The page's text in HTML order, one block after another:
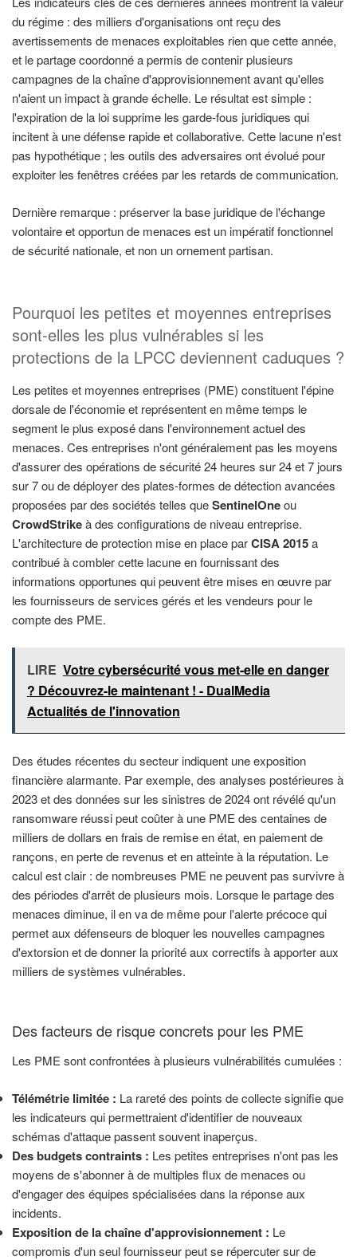
du régime : des milliers d'organisations ont reçu des
avertissements de menaces exploitables rien que cette année,
et le partage coordonné a permis de contenir plusieurs
campagnes de la chaîne d'approvisionnement avant qu'elles
n'aient un impact à grande échelle. Le résultat est simple :
l'expiration de la loi supprime les garde-fous juridiques qui
incitent à une défense rapide et collaborative. Cette lacune n'est
pas hypothétique ; les outils des adversaires ont évolué pour
exploiter les fenêtres créées par les retards de communication.
Dernière remarque : préserver la base juridique de l'échange
volontaire et opportun de menaces est un impératif fonctionnel
de sécurité nationale, et non un ornement partisan.
Pourquoi les petites et moyennes entreprises
sont-elles les plus vulnérables si les
protections de la LPCC deviennent caduques ?
Les petites et moyennes entreprises (PME) constituent l'épine
dorsale de l'économie et représentent en même temps le
segment le plus exposé dans l'environnement actuel des
menaces. Ces entreprises n'ont généralement pas les moyens
d'assurer des opérations de sécurité 24 heures sur 24 et 7 jours
sur 7 ou de déployer des plates-formes de détection avancées
proposées par des sociétés telles queSentinelOneou
CrowdStrikeà des configurations de niveau entreprise.
L'architecture de protection mise en place parCISA 2015a
contribué à combler cette lacune en fournissant des
informations opportunes qui peuvent être mises en œuvre par
les fournisseurs de services gérés et les vendeurs pour le
compte des PME.
LIRE Votre cybersécurité vous met-elle en danger
? Découvrez-le maintenant ! - DualMedia
Actualités de l'innovation
Des études récentes du secteur indiquent une exposition
financière alarmante. Par exemple, des analyses postérieures à
2023 et des données sur les sinistres de 2024 ont révélé qu'un
ransomware réussi peut coûter à une PME des centaines de
milliers de dollars en frais de remise en état, en paiement de
rançons, en perte de revenus et en atteinte à la réputation. Le
calcul est clair : de nombreuses PME ne peuvent pas survivre à
des périodes d'arrêt de plusieurs mois. Lorsque le partage des
menaces diminue, il en va de même pour l'alerte précoce qui
permet aux défenseurs de bloquer les nouvelles campagnes
d'extorsion et de donner la priorité aux correctifs à apporter aux
milliers de systèmes vulnérables.
Des facteurs de risque concrets pour les PME
Les PME sont confrontées à plusieurs vulnérabilités cumulées :
Télémétrie limitée : La rareté des points de collecte signifie que
les indicateurs qui permettraient d'identifier de nouveaux
schémas d'attaque passent souvent inaperçus.
Des budgets contraints : Les petites entreprises n'ont pas les
moyens de s'abonner à de multiples flux de menaces ou
d'engager des équipes spécialisées dans la réponse aux
incidents.
Exposition de la chaîne d'approvisionnement : Le
compromis d'un seul fournisseur peut se répercuter sur de